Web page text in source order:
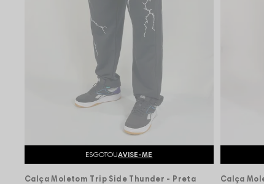
ESGOTOUAVISE-ME
Calça Moletom Trip Side Thunder - Preta